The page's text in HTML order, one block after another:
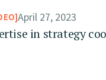
April 27, 2023
in strategy